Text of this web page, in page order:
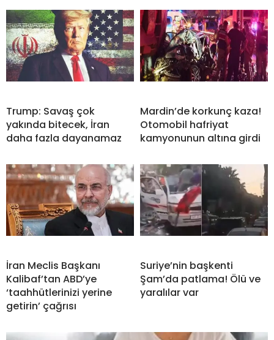
Trump: Savaş çok
yakında bitecek, İran
daha fazla dayanamaz
Mardin’de korkunç kaza!
Otomobil hafriyat
kamyonunun altına girdi
İran Meclis Başkanı
Kalibaf’tan ABD’ye
‘taahhütlerinizi yerine
getirin’ çağrısı
Suriye’nin başkenti
Şam’da patlama! Ölü ve
yaralılar var